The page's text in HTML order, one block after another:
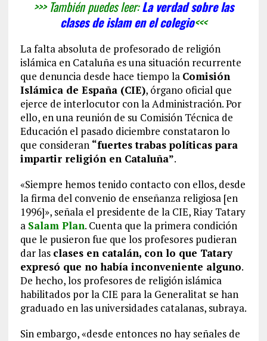
>>> También puedes leer:La verdad sobre las
clases de islam en el colegio<<<
La falta absoluta de profesorado de religión
islámica en Cataluña es una situación recurrente
que denuncia desde hace tiempo la Comisión
Islámica de España (CIE), órgano oficial que
ejerce de interlocutor con la Administración. Por
ello, en una reunión de su Comisión Técnica de
Educación el pasado diciembre constataron lo
que consideran “fuertes trabas políticas para
impartir religión en Cataluña”.
«Siempre hemos tenido contacto con ellos, desde
la firma del convenio de enseñanza religiosa [en
1996]», señala el presidente de la CIE, Riay Tatary
a Salam Plan. Cuenta que la primera condición
que le pusieron fue que los profesores pudieran
dar las clases en catalán, con lo que Tatary
expresó que no había inconveniente alguno.
De hecho, los profesores de religión islámica
habilitados por la CIE para la Generalitat se han
graduado en las universidades catalanas, subraya.
Sin embargo, «desde entonces no hay señales de